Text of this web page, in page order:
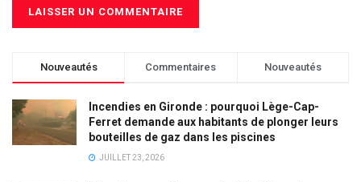
Nouveautés Commentaires Nouveautés
Incendies en Gironde : pourquoi Lège-Cap-
Ferret demande aux habitants de plonger leurs
bouteilles de gaz dans les piscines
JUILLET 23, 2026